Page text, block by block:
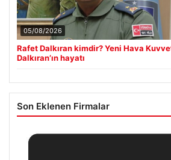
05/08/2026
Rafet Dalkıran kimdir? Yeni Hava
Dalkıran’ın hayatı
Son Eklenen Firmalar